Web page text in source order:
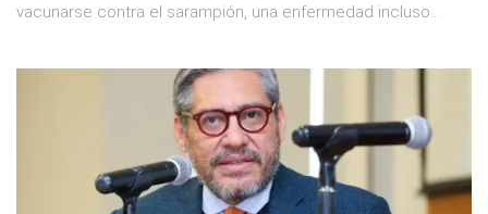
vacunarse contra el sarampión, una enfermedad incluso...